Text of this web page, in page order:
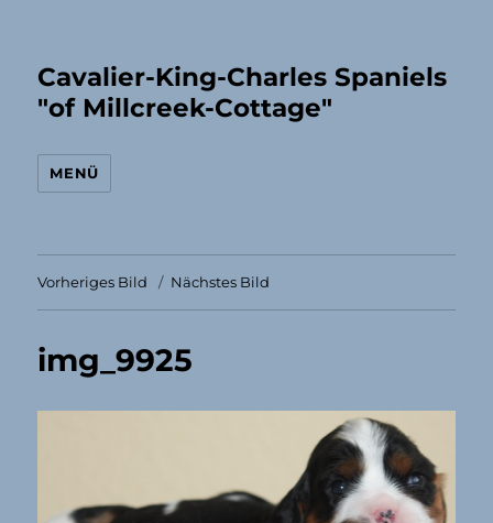
Cavalier-King-Charles Spaniels
"of Millcreek-Cottage"
MENÜ
Vorheriges Bild Nächstes Bild
img_9925